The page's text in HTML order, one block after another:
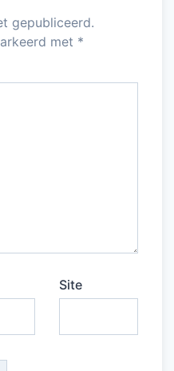
gepubliceerd.
met *
Site